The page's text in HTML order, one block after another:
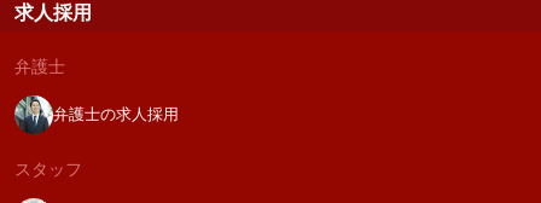
求人採用
弁護士
弁護士の求人採用
スタッフ